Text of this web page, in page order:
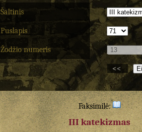
Šaltinis
Puslapis
Žodžio numeris
<<
Faksimilė:
III katekizmas